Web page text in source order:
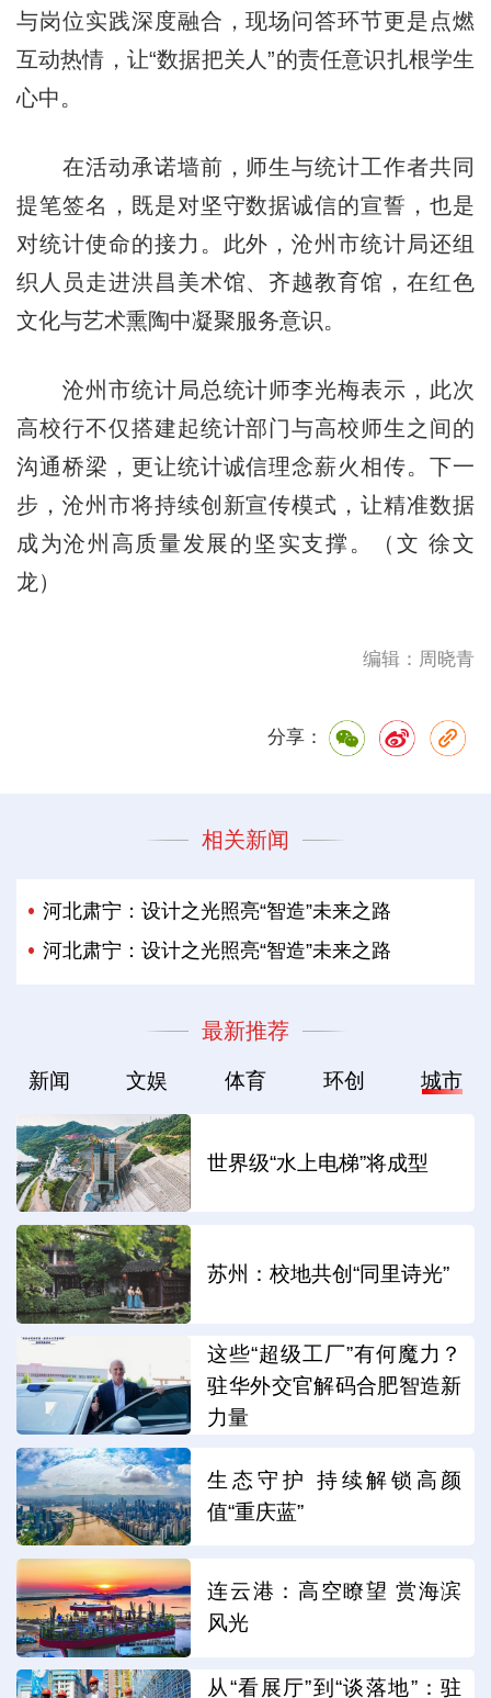
与岗位实践深度融合，现场问答环节更是点燃
互动热情，让“数据把关人”的责任意识扎根学生
心中。​
在活动承诺墙前，师生与统计工作者共同
提笔签名，既是对坚守数据诚信的宣誓，也是
对统计使命的接力。此外，沧州市统计局还组
织人员走进洪昌美术馆、齐越教育馆，在红色
文化与艺术熏陶中凝聚服务意识。​
沧州市统计局总统计师李光梅表示，此次
高校行不仅搭建起统计部门与高校师生之间的
沟通桥梁，更让统计诚信理念薪火相传。下一
步，沧州市将持续创新宣传模式，让精准数据
成为沧州高质量发展的坚实支撑。（文 徐文
龙）
编辑：周晓青
分享：
相关新闻
河北肃宁：设计之光照亮“智造”未来之路
河北肃宁：设计之光照亮“智造”未来之路
最新推荐
新闻 文娱 体育 环创 城市
世界级“水上电梯”将成型
苏州：校地共创“同里诗光”
这些“超级工厂”有何魔力？
驻华外交官解码合肥智造新
力量
生态守护 持续解锁高颜
值“重庆蓝”
连云港：高空瞭望 赏海滨
风光
从“看展厅”到“谈落地”：驻